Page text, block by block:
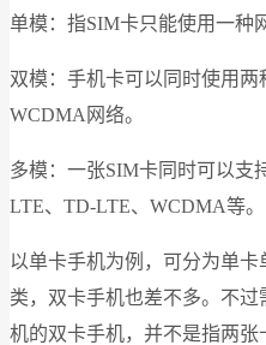
单模：指SIM卡只能使用一种
双模：手机卡可以同时使用两
WCDMA网络。
多模：一张SIM卡同时可以支
LTE、TD-LTE、WCDMA等。
以单卡手机为例，可分为单
类，双卡手机也差不多。不
机的双卡手机，并不是指两